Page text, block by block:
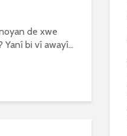
de xwe
bi vî awayî...